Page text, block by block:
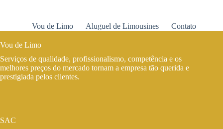
Vou de Limo Aluguel de Limousines Contato
Vou de Limo
Serviços de qualidade, profissionalismo, competência e os
melhores preços do mercado tornam a empresa tão querida e
prestigiada pelos clientes.
SAC